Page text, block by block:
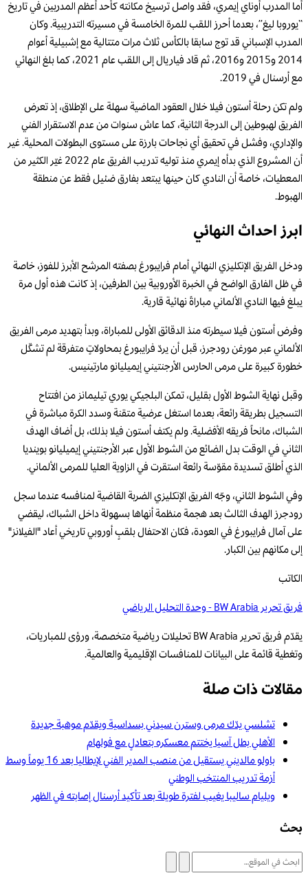
أما المدرب أوناي إيمري، فقد واصل ترسيخ مكانته كأحد أعظم المدربين في تاريخ
“يوروبا ليغ”، بعدما أحرز اللقب للمرة الخامسة في مسيرته التدريبية. وكان
المدرب الإسباني قد توج سابقا بالكأس ثلاث مرات متتالية مع إشبيلية أعوام
2014 و2015 و2016، ثم قاد فياريال إلى اللقب عام 2021، كما بلغ النهائي
مع أرسنال في 2019.
ولم تكن رحلة أستون فيلا خلال العقود الماضية سهلة على الإطلاق، إذ تعرض
الفريق لهبوطين إلى الدرجة الثانية، كما عاش سنوات من عدم الاستقرار الفني
والإداري، وفشل في تحقيق أي نجاحات بارزة على مستوى البطولات المحلية. غير
أن المشروع الذي بدأه إيمري منذ توليه تدريب الفريق عام 2022 غيّر الكثير من
المعطيات، خاصة أن النادي كان حينها يبتعد بفارق ضئيل فقط عن منطقة
الهبوط.
ابرز احداث النهائي
ودخل الفريق الإنكليزي النهائي أمام فرايبورغ بصفته المرشح الأبرز للفوز، خاصة
في ظل الفارق الواضح في الخبرة الأوروبية بين الطرفين، إذ كانت هذه أول مرة
يبلغ فيها النادي الألماني مباراةً نهائية قارية.
وفرض أستون فيلا سيطرته منذ الدقائق الأولى للمباراة، وبدأ بتهديد مرمى الفريق
الألماني عبر مورغن رودجرز، قبل أن يردّ فرايبورغ بمحاولاتٍ متفرقة لم تشكّل
خطورة كبيرة على مرمى الحارس الأرجنتيني إيميليانو مارتينيس.
وقبل نهاية الشوط الأول بقليل، تمكن البلجيكي يوري تيليمانز من افتتاح
التسجيل بطريقة رائعة، بعدما استغل عرضية متقنة وسدد الكرة مباشرة في
الشباك، مانحاً فريقه الأفضلية. ولم يكتف أستون فيلا بذلك، بل أضاف الهدف
الثاني في الوقت بدل الضائع من الشوط الأول عبر الأرجنتيني إيميليانو بوينديا
الذي أطلق تسديدة مقوّسة رائعة استقرت في الزاوية العليا للمرمى الألماني.
وفي الشوط الثاني، وجّه الفريق الإنكليزي الضربة القاضية لمنافسه عندما سجل
رودجرز الهدف الثالث بعد هجمة منظمة أنهاها بسهولة داخل الشباك، ليقضي
على آمال فرايبورغ في العودة، فكان الاحتفال بلقبٍ أوروبي تاريخي أعاد "الفيلانز"
إلى مكانهم بين الكبار.
الكاتب
فريق تحرير BW Arabia - وحدة التحليل الرياضي
يقدّم فريق تحرير BW Arabia تحليلات رياضية متخصصة، ورؤى للمباريات،
وتغطية قائمة على البيانات للمنافسات الإقليمية والعالمية.
مقالات ذات صلة
تشلسي يدّك مرمى وسترن سيدني بسداسية ويقدّم موهبة جديدة
الأهلي بطل آسيا يختتم معسكره بتعادلٍ مع فولهام
باولو مالديني يستقيل من منصب المدير الفني لإيطاليا بعد 16 يوماً وسط
أزمة تدريب المنتخب الوطني
ويليام ساليبا يغيب لفترة طويلة بعد تأكيد أرسنال إصابته في الظهر
بحث